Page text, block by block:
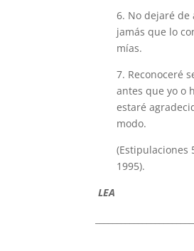
6. No dejaré
jamás que lo
mías.
7. Reconoceré
antes que yo o
estaré
modo.
(Estipulaciones
1995).
LEA